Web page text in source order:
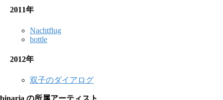
2011年
Nachtflug
bottle
2012年
双子のダイアログ